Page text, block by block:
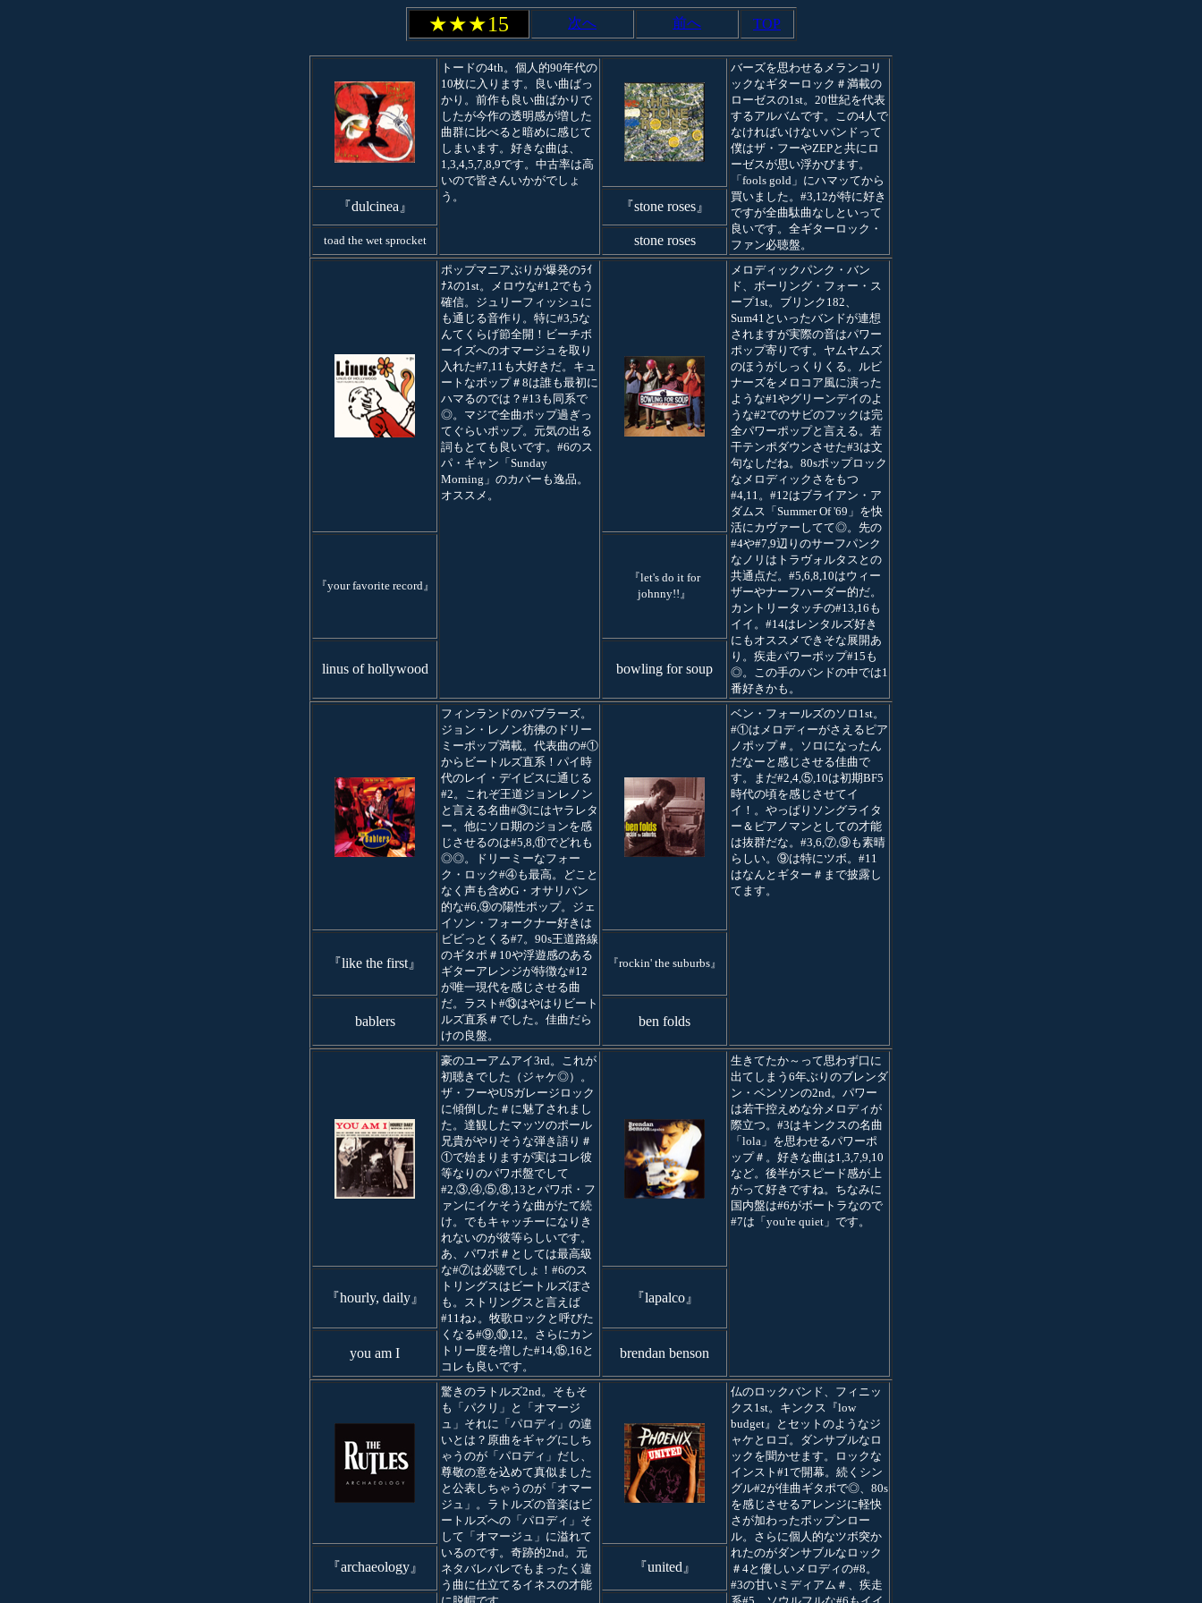
★★★15 次へ 前へ TOP
トードの4th。個人的90年代の
10枚に入ります。良い曲ばっ
かり。前作も良い曲ばかりで
したが今作の透明感が増した
曲群に比べると暗めに感じて
しまいます。好きな曲は、
1,3,4,5,7,8,9です。中古率は高
いので皆さんいかがでしょ
う。
バーズを思わせるメランコリ
ックなギターロック＃満載の
ローゼスの1st。20世紀を代表
するアルバムです。この4人で
なければいけないバンドって
僕はザ・フーやZEPと共にロ
ーゼスが思い浮かびます。
「fools gold」にハマッてから
買いました。#3,12が特に好き
ですが全曲駄曲なしといって
良いです。全ギターロック・
ファン必聴盤。
『dulcinea』 『stone roses』
toad the wet sprocket stone roses
ポップマニアぶりが爆発のﾗｲ
ﾅｽの1st。メロウな#1,2でもう
確信。ジュリーフィッシュに
も通じる音作り。特に#3,5な
んてくらげ節全開！ビーチボ
ーイズへのオマージュを取り
入れた#7,11も大好きだ。キュ
ートなポップ＃8は誰も最初に
ハマるのでは？#13も同系で
◎。マジで全曲ポップ過ぎっ
てぐらいポップ。元気の出る
詞もとても良いです。#6のス
パ・ギャン「Sunday
Morning」のカバーも逸品。
オススメ。
メロディックパンク・バン
ド、ボーリング・フォー・ス
ープ1st。ブリンク182、
Sum41といったバンドが連想
されますが実際の音はパワー
ポップ寄りです。ヤムヤムズ
のほうがしっくりくる。ルビ
ナーズをメロコア風に演った
ような#1やグリーンデイのよ
うな#2でのサビのフックは完
全パワーポップと言える。若
干テンポダウンさせた#3は文
句なしだね。80sポップロック
なメロディックさをもつ
#4,11。#12はブライアン・ア
ダムス「Summer Of '69」を快
活にカヴァーしてて◎。先の
#4や#7,9辺りのサーフパンク
なノリはトラヴォルタスとの
共通点だ。#5,6,8,10はウィー
ザーやナーフハーダー的だ。
カントリータッチの#13,16も
イイ。#14はレンタルズ好き
にもオススメできそな展開あ
り。疾走パワーポップ#15も
◎。この手のバンドの中では1
番好きかも。
『your favorite record』
『let's do it for
johnny!!』
linus of hollywood bowling for soup
フィンランドのバブラーズ。
ジョン・レノン彷彿のドリー
ミーポップ満載。代表曲の#①
からビートルズ直系！パイ時
代のレイ・デイビスに通じる
#2。これぞ王道ジョンレノン
と言える名曲#③にはヤラレタ
ー。他にソロ期のジョンを感
じさせるのは#5,8,⑪でどれも
◎◎。ドリーミーなフォー
ク・ロック#④も最高。どこと
なく声も含めG・オサリバン
的な#6,⑨の陽性ポップ。ジェ
イソン・フォークナー好きは
ビビっとくる#7。90s王道路線
のギタポ＃10や浮遊感のある
ギターアレンジが特徴な#12
が唯一現代を感じさせる曲
だ。ラスト#⑬はやはりビート
ルズ直系＃でした。佳曲だら
けの良盤。
ベン・フォールズのソロ1st。
#①はメロディーがさえるピア
ノポップ＃。ソロになったん
だなーと感じさせる佳曲で
す。まだ#2,4,⑤,10は初期BF5
時代の頃を感じさせてイ
イ！。やっぱりソングライタ
ー＆ピアノマンとしての才能
は抜群だな。#3,6,⑦,⑨も素晴
らしい。⑨は特にツボ。#11
はなんとギター＃まで披露し
てます。
『like the first』 『rockin' the suburbs』
bablers ben folds
豪のユーアムアイ3rd。これが
初聴きでした（ジャケ◎）。
ザ・フーやUSガレージロック
に傾倒した＃に魅了されまし
た。達観したマッツのポール
兄貴がやりそうな弾き語り＃
①で始まりますが実はコレ彼
等なりのパワポ盤でして
#2,③,④,⑤,⑧,13とパワポ・フ
ァンにイケそうな曲がたて続
け。でもキャッチーになりき
れないのが彼等らしいです。
あ、パワポ＃としては最高級
な#⑦は必聴でしょ！#6のス
トリングスはビートルズぽさ
も。ストリングスと言えば
#11ね♪。牧歌ロックと呼びた
くなる#⑨,⑩,12。さらにカン
トリー度を増した#14,⑮,16と
コレも良いです。
生きてたか～って思わず口に
出てしまう6年ぶりのブレンダ
ン・ベンソンの2nd。パワー
は若干控えめな分メロディが
際立つ。#3はキンクスの名曲
「lola」を思わせるパワーポ
ップ＃。好きな曲は1,3,7,9,10
など。後半がスピード感が上
がって好きですね。ちなみに
国内盤は#6がボートラなので
#7は「you're quiet」です。
『hourly, daily』 『lapalco』
you am I brendan benson
驚きのラトルズ2nd。そもそ
も「パクリ」と「オマージ
ュ」それに「パロディ」の違
いとは？原曲をギャグにしち
ゃうのが「パロディ」だし、
尊敬の意を込めて真似ました
と公表しちゃうのが「オマー
ジュ」。ラトルズの音楽はビ
ートルズへの「パロディ」そ
して「オマージュ」に溢れて
いるのです。奇跡的2nd。元
ネタバレバレでもまったく違
う曲に仕立てるイネスの才能
仏のロックバンド、フィニッ
クス1st。キンクス『low
budget』とセットのようなジ
ャケとロゴ。ダンサブルなロ
ックを聞かせます。ロックな
インスト#1で開幕。続くシン
グル#2が佳曲ギタポで◎、80s
を感じさせるアレンジに軽快
さが加わったポップンロー
ル。さらに個人的なツボ突か
れたのがダンサブルなロック
＃4と優しいメロディの#8。
#3の甘いミディアム＃、疾走
『archaeology』 『united』